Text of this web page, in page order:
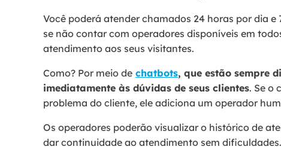
Você poderá atender chamados 24 horas por dia e
se não contar com operadores disponíveis em
atendimento aos seus visitantes.
Como? Por meio de chatbots, que estão sempre
imediatamente às dúvidas de seus clientes. Se o
problema do cliente, ele adiciona um operador
Os operadores poderão visualizar o histórico de
dar continuidade ao atendimento sem dificuldades.